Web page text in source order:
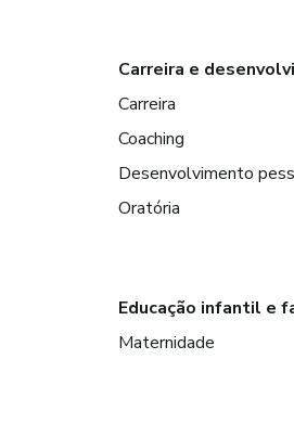
Carreira e
Carreira
Coaching
Desenvolvimento
Oratória
Educação infantil e
Maternidade